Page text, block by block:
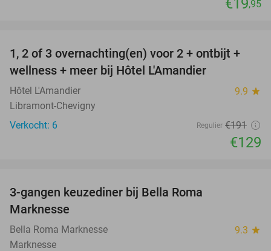
,95
32%
TODAY
1, 2 of 3 overnachting(en) voor 2 + ontbijt +
wellness + meer bij Hôtel L'Amandier
Hôtel L'Amandier 9.9 star
Libramont-Chevigny
Verkocht: 6
Regulier €191
€129
3-gangen keuzediner bij Bella Roma
Marknesse
Bella Roma Marknesse 9.3 star
Marknesse